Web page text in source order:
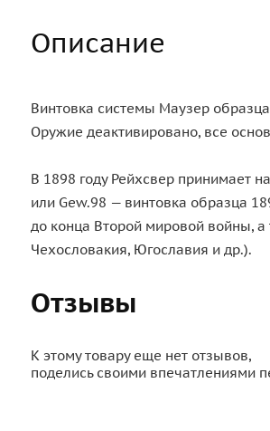
Описание
Винтовка системы Маузер
Оружие деактивировано, все
В 1898 году Рейхсвер принимает
или Gew.98 — винтовка образца
до конца Второй мировой войны, а
Чехословакия, Югославия и др.).
Отзывы
К этому товару еще нет отзывов,
поделись своими впечатлениями